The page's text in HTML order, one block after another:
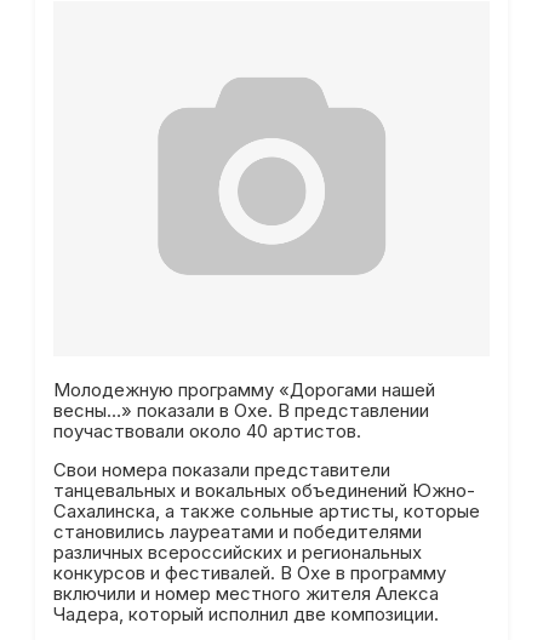
Молодежную программу «Дорогами нашей
весны…» показали в Охе. В представлении
поучаствовали около 40 артистов.
Свои номера показали представители
танцевальных и вокальных объединений Южно-
Сахалинска, а также сольные артисты, которые
становились лауреатами и победителями
различных всероссийских и региональных
конкурсов и фестивалей. В Охе в программу
включили и номер местного жителя Алекса
Чадера, который исполнил две композиции.